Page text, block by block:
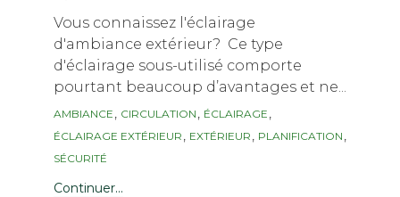
Vous connaissez l'éclairage
d'ambiance extérieur? Ce type
d'éclairage sous-utilisé comporte
pourtant beaucoup d’avantages et ne...
Tags
AMBIANCE , CIRCULATION , ÉCLAIRAGE ,
ÉCLAIRAGE EXTÉRIEUR , EXTÉRIEUR , PLANIFICATION ,
SÉCURITÉ
Continuer...